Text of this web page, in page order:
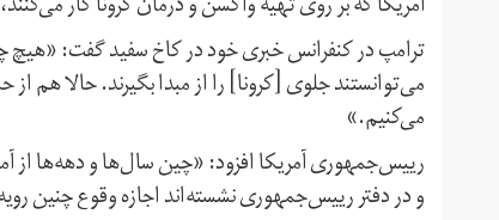
ترامپ در کنفرانس خبری خود در کاخ سفید گفت:
می‌توانستند جلوی [کرونا] را از مبدا بگیرند. حالا هم
می‌کنیم.»
رییس‌جمهوری آمریکا افزود: «چین سال‌ها و دهه‌ها از
و در دفتر رییس‌جمهوری نشسته‌اند اجازه وقوع چنین